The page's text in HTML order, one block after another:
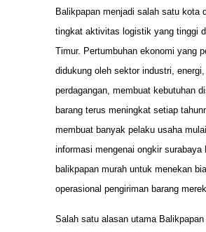
Balikpapan menjadi salah satu kota
tingkat aktivitas logistik yang tinggi
Timur. Pertumbuhan ekonomi yang
didukung oleh sektor industri,
perdagangan, membuat kebutuhan
barang terus meningkat setiap
membuat banyak pelaku usaha
informasi mengenai ongkir surabaya
balikpapan murah untuk menekan
operasional pengiriman barang
Salah satu alasan utama Balikpapan